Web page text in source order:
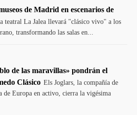
de Madrid en escenarios de
teatral La Jalea llevará "clásico vivo" a los
transformando las salas en...
de las maravillas» pondrán el
Clásico Els Joglars, la compañía de
de Europa en activo, cierra la vigésima